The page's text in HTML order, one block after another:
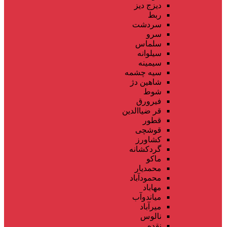
دیزج دیز
ربط
سردشت
سرو
سلماس
سیلوانه
سیمینه
سیه چشمه
شاهین دژ
شوط
فیرورق
قر ضیاالدین
قطور
قوشچی
کشاورز
گردکشانه
ماکو
محمدیار
محمودآباد
مهاباد
میاندوآب
میرآباد
نالوس